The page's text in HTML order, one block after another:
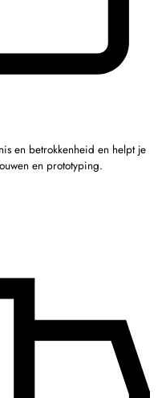
en betrokkenheid en helpt je
en prototyping.